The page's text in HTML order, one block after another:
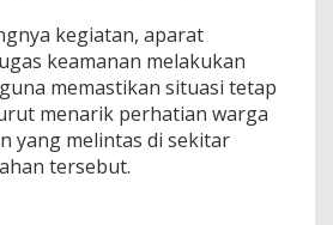
kegiatan, aparat
keamanan melakukan
memastikan situasi tetap
menarik perhatian warga
yang melintas di sekitar
tersebut.